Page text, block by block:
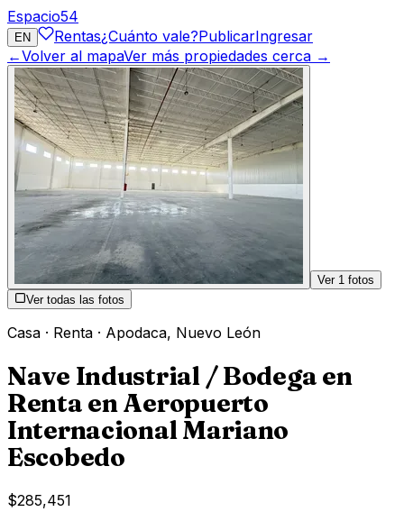
Espacio54
EN Rentas¿Cuánto vale?PublicarIngresar
←Volver al mapaVer más propiedades cerca →
Ver 1 fotos
Ver todas las fotos
Casa · Renta · Apodaca, Nuevo León
Nave Industrial / Bodega en
Renta en Aeropuerto
Internacional Mariano
Escobedo
$285,451